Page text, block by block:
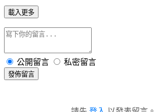
載入更多
公開留言 私密留言
發佈留言